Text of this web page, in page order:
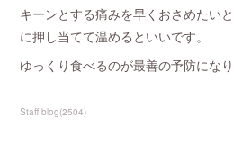
キーンとする痛みを早くおさめたい
に押し当てて温めるといいです。
ゆっくり食べるのが最善の予防にな
Staff blog(2504)